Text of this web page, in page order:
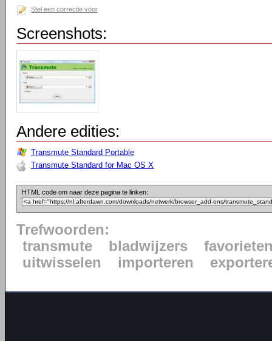
Stel een correctie voor
Screenshots:
Andere edities:
Transmute Standard Portable
Transmute Standard for Mac OS X
HTML code om naar deze pagina te linken:
Trefwoorden:
transmute
bladwijzers
uitwisselen
importeren